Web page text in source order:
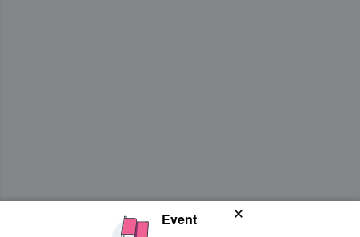
Event